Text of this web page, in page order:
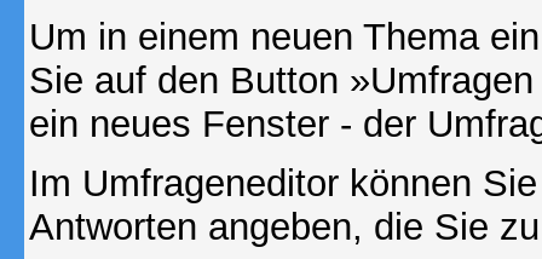
Um in einem neuen Thema
Sie auf den Button
ein neues Fenster - der
Im Umfrageneditor können
Antworten angeben, die Sie